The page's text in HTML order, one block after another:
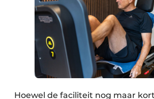
Hoewel de faciliteit nog maar